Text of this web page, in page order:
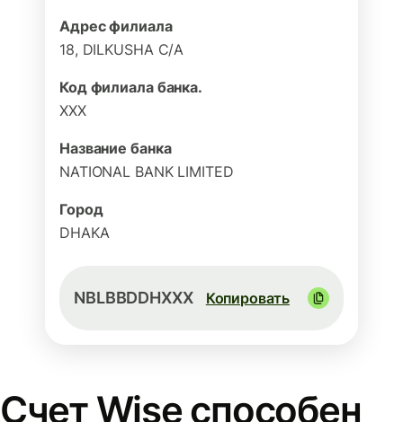
Адрес филиала
18, DILKUSHA C/A
Код филиала банка.
XXX
Название банка
NATIONAL BANK LIMITED
Город
DHAKA
NBLBBDDHXXX Копировать
Счет Wise способен